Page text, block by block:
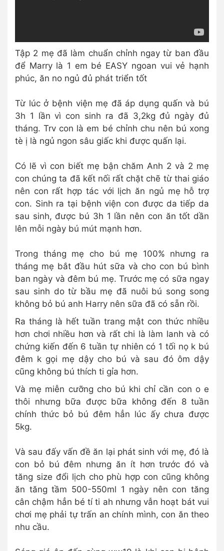
Tập 2 mẹ đã làm chuẩn chỉnh ngay từ ban đầu
để Marry là 1 em bé EASY ngoan vui vẻ hạnh
phúc, ăn no ngủ đủ phát triển tốt
Từ lúc ở bệnh viện mẹ đã áp dụng quấn và bú
3h 1 lần vì con sinh ra đã 3,2kg đủ ngày đủ
tháng. Trv con là em bé chỉnh chu nên bú xong
tè ị là ngủ ngon sâu giấc khi được quấn lại.
Có lẽ vì con biết mẹ bận chăm Anh 2 và 2 mẹ
con chúng ta đã kết nối rất chặt chẽ từ thai giáo
nên con rất hợp tác với lịch ăn ngủ mẹ hỗ trợ
con. Sinh ra tại bệnh viện con được da tiếp da
sau sinh, được bú 3h 1 lần nên con ăn tốt dần
lên mỗi ngày bú mút mạnh hơn.
Trong tháng mẹ cho bú mẹ 100% nhưng ra
tháng mẹ bắt đầu hút sữa và cho con bú bình
ban ngày và đêm bú mẹ. Trước mẹ có sữa ngay
sau sinh do từ bầu mẹ đã nuôi bú song song
không bỏ bú anh Harry nên sữa đã có sẵn rồi.
Ra tháng là hết tuần trang mật con thức nhiều
hơn chơi nhiều hơn và rất chi là làm lanh và có
chứng kiến đến 6 tuần tự nhiên có 1 tối nọ k bú
đêm k gọi mẹ dậy cho bú và sau đó ôm dậy
cũng không bú thích ti gỉa hơn.
Và mẹ miễn cưỡng cho bú khi chỉ cần con o e
thôi nhưng bữa được bữa không đến 8 tuần
chính thức bỏ bú đêm hẳn lúc ấy chưa được
5kg.
Và sau đấy vấn đề ăn lại phát sinh với mẹ, đó là
con bỏ bú đêm nhưng ăn ít hơn trước đó và
tăng size đổi lịch cho phù hợp con cũng không
ăn tăng tầm 500-550ml 1 ngày nên con tăng
cân chậm hẳn bé tí ti ah nhưng vẫn hoạt bát vui
chơi mẹ phải tự trấn an chính mình, con ăn theo
nhu cầu.